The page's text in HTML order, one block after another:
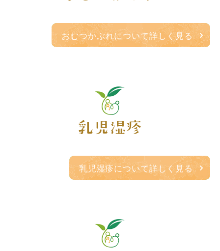
おむつかぶれについて詳しく見る
乳児湿疹
乳児湿疹について詳しく見る